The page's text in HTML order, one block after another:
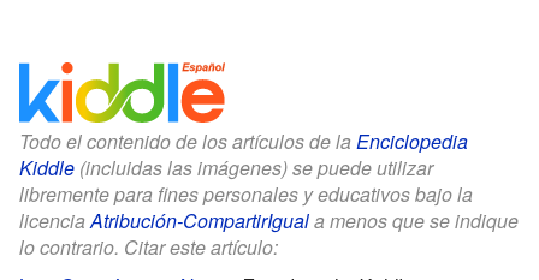
Todo el contenido de los artículos de la Enciclopedia
Kiddle (incluidas las imágenes) se puede utilizar
libremente para fines personales y educativos bajo la
licenciaAtribución-CompartirIguala menos que se indique
lo contrario. Citar este artículo: